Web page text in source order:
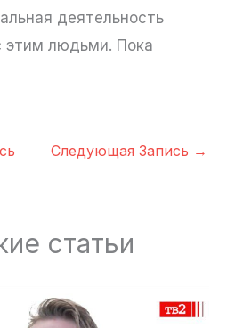
деятельность
этим людьми. Пока
Следующая Запись →
статьи